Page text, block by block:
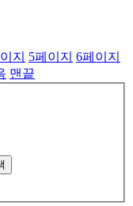
지 5페이지 6페이지
맨끝